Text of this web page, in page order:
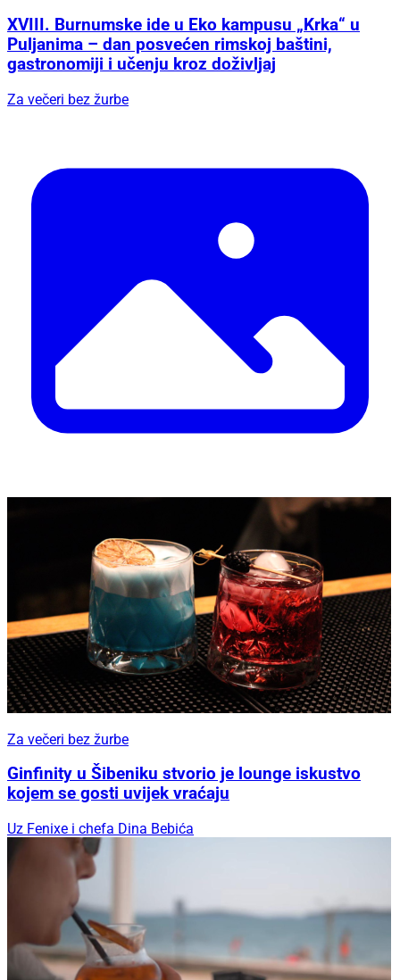
XVIII. Burnumske ide u Eko kampusu „Krka“ u
Puljanima – dan posvećen rimskoj baštini,
gastronomiji i učenju kroz doživljaj
Za večeri bez žurbe
Za večeri bez žurbe
Ginfinity u Šibeniku stvorio je lounge iskustvo
kojem se gosti uvijek vraćaju
Uz Fenixe i chefa Dina Bebića